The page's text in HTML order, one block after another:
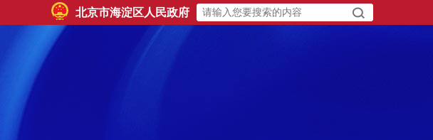
北京市海淀区人民政府